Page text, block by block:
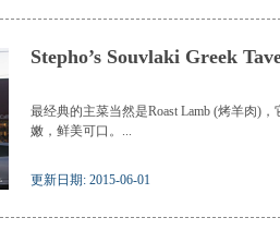
Stepho’s Souvlaki Greek
最经典的主菜当然是Roast Lamb (烤羊肉)
嫩，鲜美可口。...
更新日期: 2015-06-01